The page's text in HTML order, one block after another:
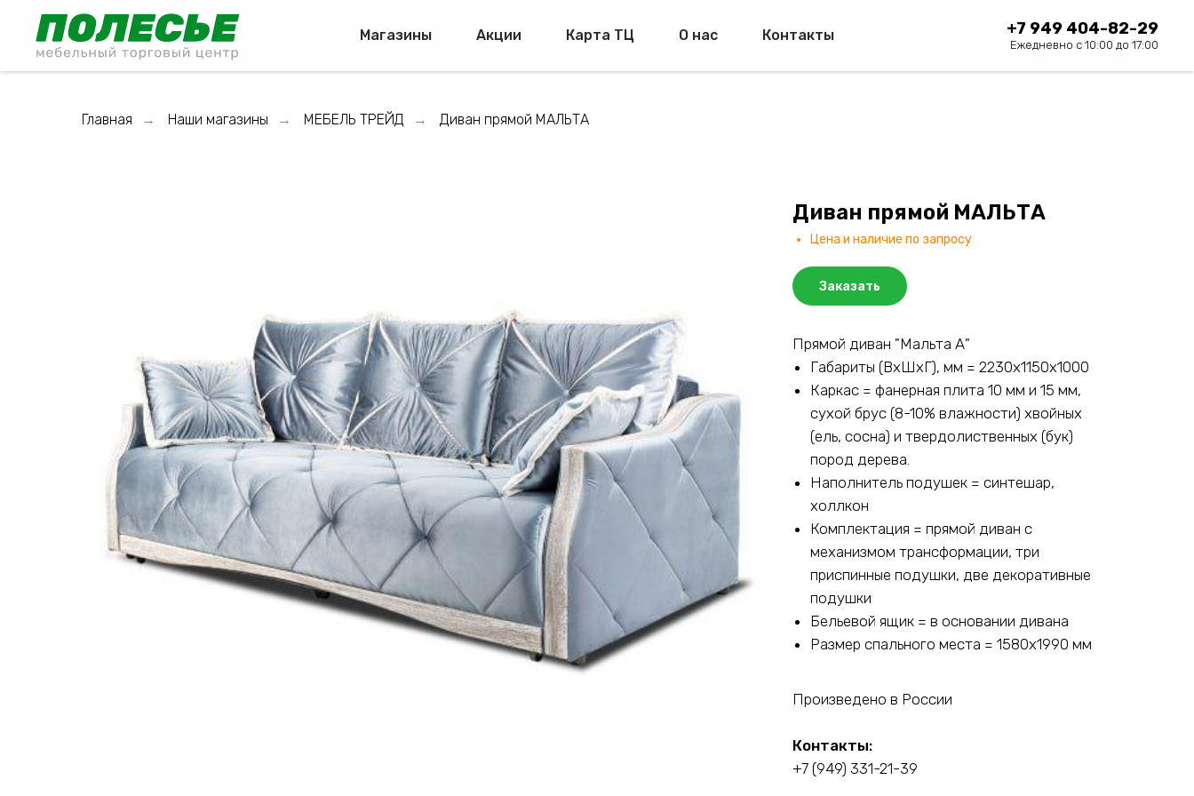
Магазины Акции Карта ТЦ О нас Контакты +7 949 404-82-29
Ежедневно с 10:00 до 17:00
Главная → Наши магазины → МЕБЕЛЬ ТРЕЙД → Диван прямой МАЛЬТА
Диван прямой МАЛЬТА
Цена и наличие по запросу
Заказать
Прямой диван "Мальта А"
Габариты (ВхШхГ), мм = 2230х1150х1000
Каркас = фанерная плита 10 мм и 15 мм,
сухой брус (8-10% влажности) хвойных
(ель, сосна) и твердолиственных (бук)
пород дерева.
Наполнитель подушек = синтешар,
холлкон
Комплектация = прямой диван с
механизмом трансформации, три
приспинные подушки, две декоративные
подушки
Бельевой ящик = в основании дивана
Размер спального места = 1580х1990 мм
Произведено в России
Контакты:
+7 (949) 331-21-39